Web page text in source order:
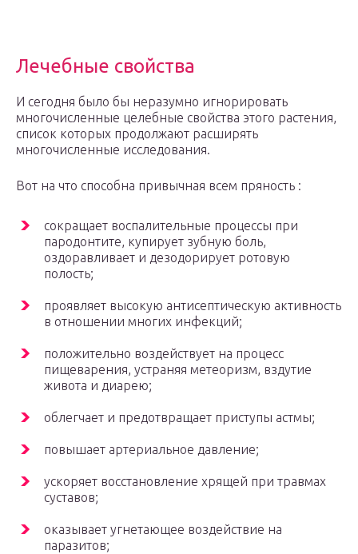
Лечебные свойства
И сегодня было бы неразумно игнорировать
многочисленные целебные свойства этого растения,
список которых продолжают расширять
многочисленные исследования.
Вот на что способна привычная всем пряность :
сокращает воспалительные процессы при
пародонтите, купирует зубную боль,
оздоравливает и дезодорирует ротовую
полость;
проявляет высокую антисептическую активность
в отношении многих инфекций;
положительно воздействует на процесс
пищеварения, устраняя метеоризм, вздутие
живота и диарею;
облегчает и предотвращает приступы астмы;
повышает артериальное давление;
ускоряет восстановление хрящей при травмах
суставов;
оказывает угнетающее воздействие на
паразитов;